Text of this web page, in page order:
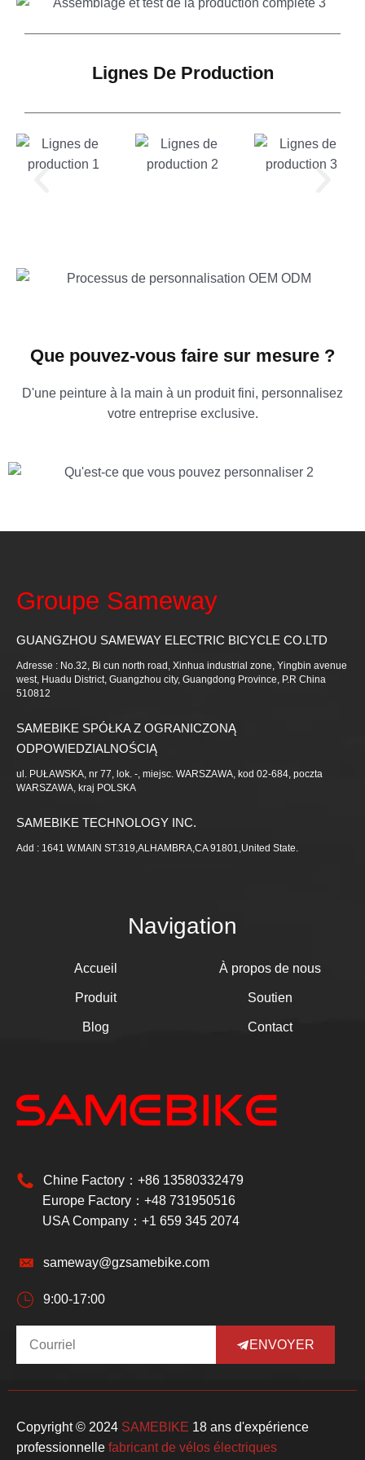
Lignes De Production
Que pouvez-vous faire sur mesure ?
D'une peinture à la main à un produit fini, personnalisez
votre entreprise exclusive.
Groupe Sameway
GUANGZHOU SAMEWAY ELECTRIC BICYCLE CO.LTD
Adresse : No.32, Bi cun north road, Xinhua industrial zone, Yingbin avenue
west, Huadu District, Guangzhou city, Guangdong Province, P.R China
510812
SAMEBIKE SPÓŁKA Z OGRANICZONĄ
ODPOWIEDZIALNOŚCIĄ
ul. PUŁAWSKA, nr 77, lok. -, miejsc. WARSZAWA, kod 02-684, poczta
WARSZAWA, kraj POLSKA
SAMEBIKE TECHNOLOGY INC.
Add : 1641 W.MAIN ST.319,ALHAMBRA,CA 91801,United State.
Navigation
Accueil À propos de nous
Produit Soutien
Blog Contact
Chine Factory：+86 13580332479
Europe Factory：+48 731950516
USA Company：+1 659 345 2074
sameway@gzsamebike.com
9:00-17:00
ENVOYER
Copyright © 2024 SAMEBIKE 18 ans d'expérience
professionnelle fabricant de vélos électriques